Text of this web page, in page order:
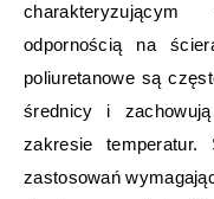
odpornością na
poliuretanowe są
średnicy i
zakresie
zastosowań